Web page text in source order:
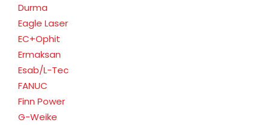
Durma
Eagle Laser
EC+Ophit
Ermaksan
Esab/L-Tec
FANUC
Finn Power
G-Weike